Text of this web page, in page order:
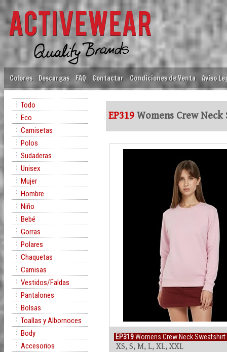
Colores Descargas FAQ Contactar Condiciones de Venta Aviso
Todo
Eco
Camisetas
Polos
Sudaderas
Unisex
Mujer
Hombre
Niño
Bebé
Gorras
Polares
Chaquetas
Camisas
Vestidos/Faldas
Pantalones
Bolsas
Toallas y Albornoces
Body
Accesorios
EP319 Womens Crew
EP319Womens Crew Neck Sweatshirt
XS, S, M, L, XL, XXL